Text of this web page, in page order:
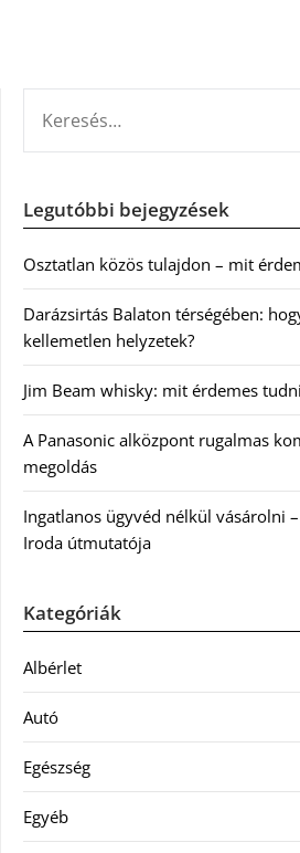
Legutóbbi bejegyzések
Osztatlan közös tulajdon – mit
Darázsirtás Balaton térségében:
kellemetlen helyzetek?
Jim Beam whisky: mit érdemes
A Panasonic alközpont rugalmas
megoldás
Ingatlanos ügyvéd nélkül vásárolni
Iroda útmutatója
Kategóriák
Albérlet
Autó
Egészség
Egyéb